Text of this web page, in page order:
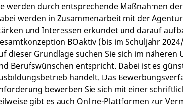
werden durch entsprechende Maßnahmen
werden in Zusammenarbeit mit der
und Interessen erkundet und darauf
BOaktiv (bis im Schuljahr
dieser Grundlage suchen Sie sich im
Berufswünschen entspricht. Dabei ist es
handelt. Das
bewerben Sie sich mit einer
gibt es auch Online-Plattformen zur